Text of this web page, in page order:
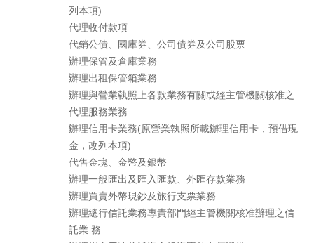
列本項)
代理收付款項
代銷公債、國庫券、公司債券及公司股票
辦理保管及倉庫業務
辦理出租保管箱業務
辦理與營業執照上各款業務有關或經主管機關核准之
代理服務業務
辦理信用卡業務(原營業執照所載辦理信用卡，預借現
金，改列本項)
代售金塊、金幣及銀幣
辦理一般匯出及匯入匯款、外匯存款業務
辦理買賣外幣現鈔及旅行支票業務
辦理總行信託業務專責部門經主管機關核准辦理之信
託業 務